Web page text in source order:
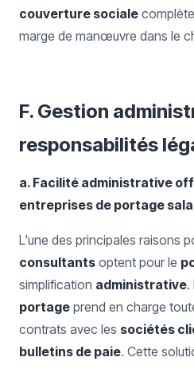
couverture sociale
marge de manœuvre dans le
F. Gestion
responsabilités
a. Facilité administrative
entreprises de portage
L'une des principales raisons
consultants optent pour le
simplification administrative.
portage prend en charge
contrats avec les sociétés
bulletins de paie. Cette